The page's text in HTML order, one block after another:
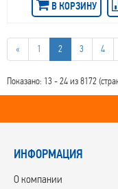
Replica Ford
Replica Hyundai
Replica Jac
RepliKey
Rial
RPLC
RW
Skad
В КОРЗИНУ
« 1 2 3 4
Показано: 13 - 24 из 8172
ИНФОРМАЦИЯ
О компании